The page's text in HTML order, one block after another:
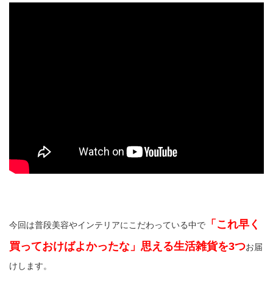
今回は普段美容やインテリアにこだわっている中で
「これ早く
買っておけばよかったな」思える生活雑貨を3つお届
けします。